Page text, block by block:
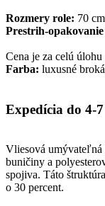
Rozmery role: 70
Prestrih-
Cena je za celú
Farba: luxusné
Expedícia do 4-
Vliesová umývateľná
buničiny a
spojiva. Táto
o 30 percent.